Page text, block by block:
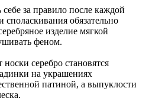
за правило после каждой
споласкивания обязательно
изделие мягкой
феном.
серебро становятся
на украшениях
патиной, а выпуклости